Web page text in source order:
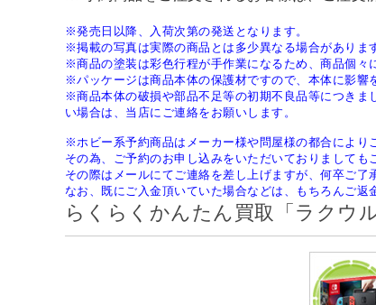
※発売日以降、入荷次第の発送となります。
※掲載の写真は実際の商品とは多少異なる場合がありま
※商品の塗装は彩色行程が手作業になるため、商品個々
※パッケージは商品本体の保護材ですので、本体に影響
※商品本体の破損や部品不足等の初期不良品等につきま
い場合は、当店にご連絡をお願いします。
※ホビー系予約商品はメーカー様や問屋様の都合により
その為、ご予約のお申し込みをいただいておりましても
その際はメールにてご連絡を差し上げますが、何卒ご了
なお、既にご入金頂いていた場合などは、もちろんご返
らくらくかんたん買取「ラクウル